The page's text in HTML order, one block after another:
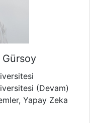
Gürsoy
(Devam)
Yapay Zeka